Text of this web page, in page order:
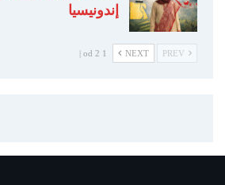
إندونيسيا
NEXT
1 od 2 |